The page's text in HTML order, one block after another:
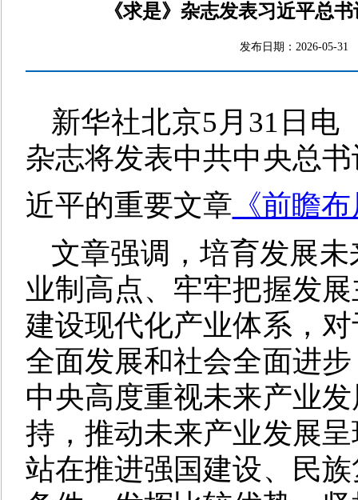
《求是》杂志发表习近平总
发布日期：
新华社北京5月31日
杂志将发表中共中央总
近平的重要文章 《前瞻
文章强调，培育发展
业制高点、牢牢把握发
建设现代化产业体系，
全面发展和社会全面进
中央高度重视未来产业
持，推动未来产业发展
站在推进强国建设、民